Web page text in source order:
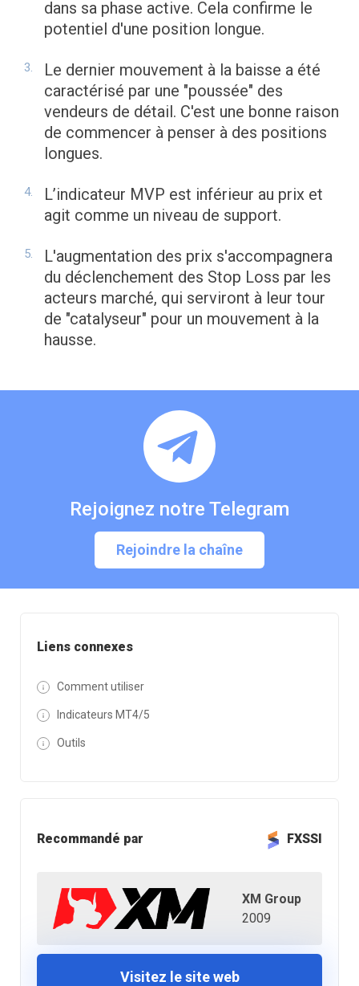
Liens connexes
Comment utiliser
Indicateurs MT4/5
Outils
Recommandé par FXSSI
XM Group
2009
Visitez le site web
dans sa phase active. Cela confirme le
potentiel d'une position longue.
Le dernier mouvement à la baisse a été
caractérisé par une "poussée" des
vendeurs de détail. C'est une bonne raison
de commencer à penser à des positions
longues.
L’indicateur MVP est inférieur au prix et
agit comme un niveau de support.
L'augmentation des prix s'accompagnera
du déclenchement des Stop Loss par les
acteurs marché, qui serviront à leur tour
de "catalyseur" pour un mouvement à la
hausse.
Rejoignez notre Telegram
Rejoindre la chaîne